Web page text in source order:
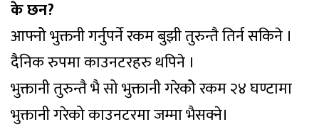
के छन?
आफ्नोे भुक्तनी गर्नुपर्ने रकम बुझी तुरुन्तै तिर्न सकिने ।
दैनिक रुपमा काउनटरहरु थपिने ।
भुक्तानी तुरुन्तै भै सो भुक्तानी गरेकोे रकम २४ घण्टामा
भुक्तानी गरेको काउनटरमा जम्मा भैसक्ने।